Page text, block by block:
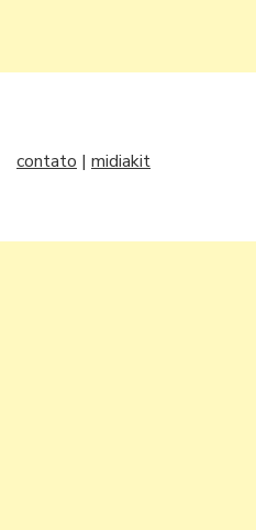
contato | midiakit